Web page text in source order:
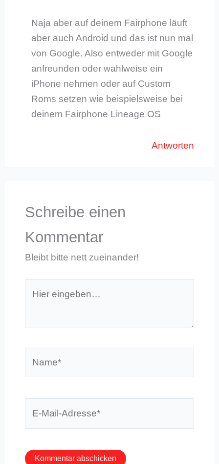
Naja aber auf deinem Fairphone läuft
aber auch Android und das ist nun mal
von Google. Also entweder mit Google
anfreunden oder wahlweise ein
iPhone nehmen oder auf Custom
Roms setzen wie beispielsweise bei
deinem Fairphone Lineage OS
Antworten
Schreibe einen
Kommentar
Bleibt bitte nett zueinander!
eingeben…